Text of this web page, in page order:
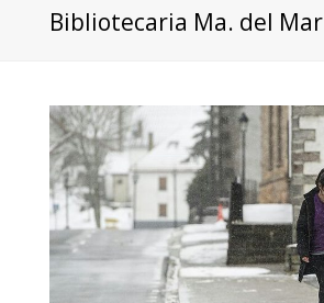
Bibliotecaria Ma. del Mar